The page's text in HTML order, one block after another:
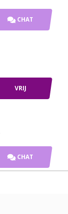
CHAT
VRIJ
CHAT